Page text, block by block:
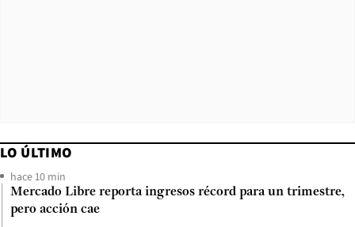
LO ÚLTIMO
hace 10 min
Mercado Libre reporta ingresos récord para un trimestre,
pero acción cae